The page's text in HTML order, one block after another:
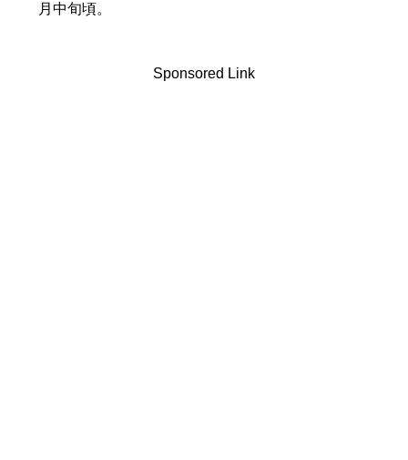
月中旬頃。
Sponsored Link